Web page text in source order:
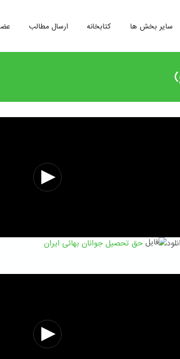
ارسال مطالب کتابخانه سایر بخش ها
حق تحصیل جوانان بهائی ایران